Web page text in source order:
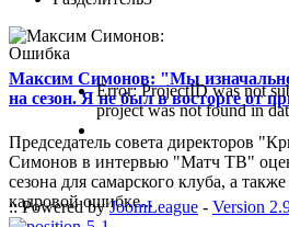
Максим Симонов: "Мы изначально
на сезон. Я не был в восторге от
Председатель совета директоров
Симонов в интервью "Матч ТВ"
сезона для самарского клуба, а
кадровой ошибке...
Ошибка
Error: ProjectID was not
project was not found in
:: Powered byJoomLeague - Version